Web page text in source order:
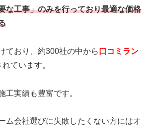
な工事」のみを行っており最適な価格
ており、約300社の中から 口コミラン
ています。
工実績も豊富です。
ム会社選びに失敗したくない方にはオ